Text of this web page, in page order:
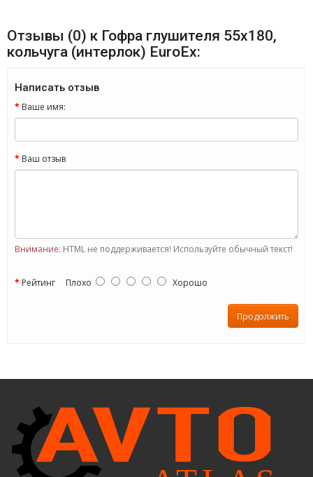
Отзывы (0) к Гофра глушителя 55x180,
кольчуга (интерлок) EuroEx:
Написать отзыв
Ваше имя:
Ваш отзыв
Внимание: HTML не поддерживается! Используйте обычный текст!
Рейтинг Плохо Хорошо
Продолжить